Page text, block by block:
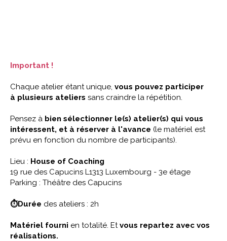
Important !
Chaque atelier étant unique, vous pouvez participer
à plusieurs ateliers sans craindre la répétition.
Pensez à bien sélectionner le(s) atelier(s) qui vous
intéressent, et à réserver à l'avance (le matériel est
prévu en fonction du nombre de participants).
Lieu : House of Coaching
19 rue des Capucins L1313 Luxembourg - 3e étage
Parking : Théâtre des Capucins
⏱Durée des ateliers : 2h
Matériel fourni en totalité. Etvous repartez avec vos
réalisations.